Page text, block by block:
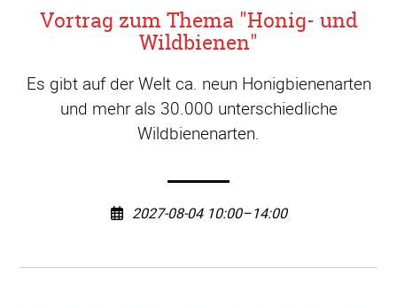
Vortrag zum Thema "Honig- und
Wildbienen"
Es gibt auf der Welt ca. neun Honigbienenarten
und mehr als 30.000 unterschiedliche
Wildbienenarten.
2027-08-04 10:00–14:00